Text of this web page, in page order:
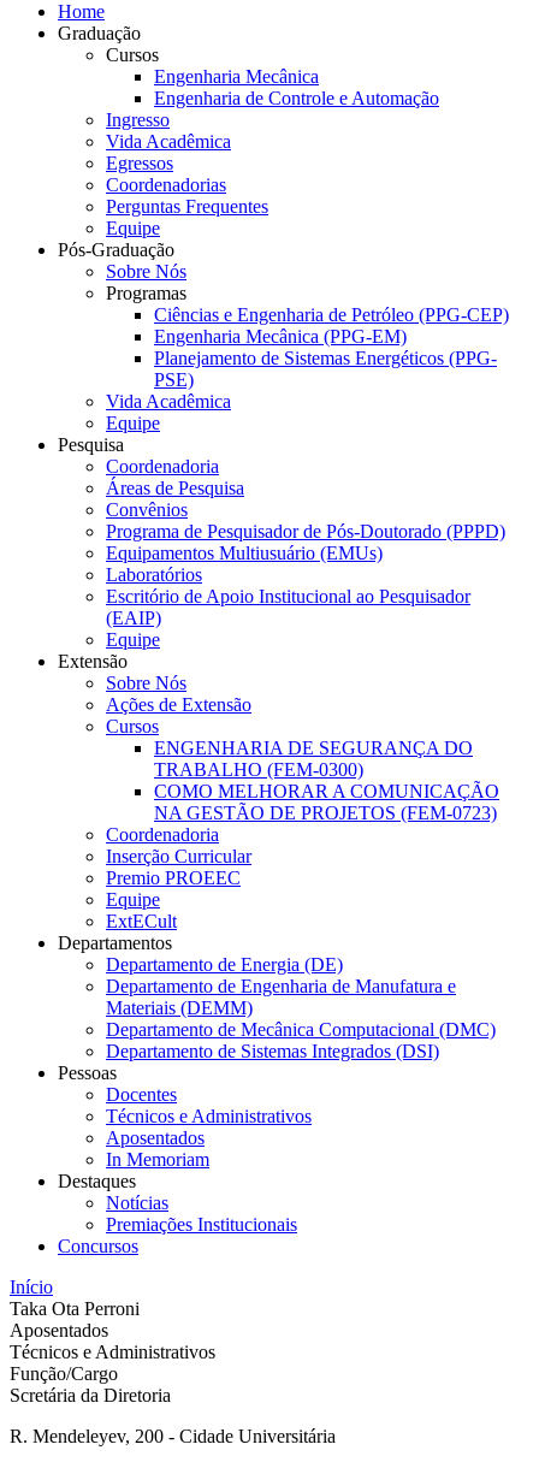
Home
Graduação
Cursos
Engenharia Mecânica
Engenharia de Controle e Automação
Ingresso
Vida Acadêmica
Egressos
Coordenadorias
Perguntas Frequentes
Equipe
Pós-Graduação
Sobre Nós
Programas
Ciências e Engenharia de Petróleo (PPG-CEP)
Engenharia Mecânica (PPG-EM)
Planejamento de Sistemas Energéticos (PPG-
PSE)
Vida Acadêmica
Equipe
Pesquisa
Coordenadoria
Áreas de Pesquisa
Convênios
Programa de Pesquisador de Pós-Doutorado (PPPD)
Equipamentos Multiusuário (EMUs)
Laboratórios
Escritório de Apoio Institucional ao Pesquisador
(EAIP)
Equipe
Extensão
Sobre Nós
Ações de Extensão
Cursos
ENGENHARIA DE SEGURANÇA DO
TRABALHO (FEM-0300)
COMO MELHORAR A COMUNICAÇÃO
NA GESTÃO DE PROJETOS (FEM-0723)
Coordenadoria
Inserção Curricular
Premio PROEEC
Equipe
ExtECult
Departamentos
Departamento de Energia (DE)
Departamento de Engenharia de Manufatura e
Materiais (DEMM)
Departamento de Mecânica Computacional (DMC)
Departamento de Sistemas Integrados (DSI)
Pessoas
Docentes
Técnicos e Administrativos
Aposentados
In Memoriam
Destaques
Notícias
Premiações Institucionais
Concursos
Início
Taka Ota Perroni
Aposentados
Técnicos e Administrativos
Função/Cargo
Scretária da Diretoria
R. Mendeleyev, 200 - Cidade Universitária